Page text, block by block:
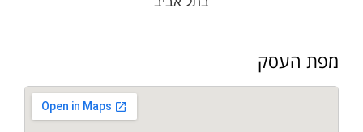
מפת העסק